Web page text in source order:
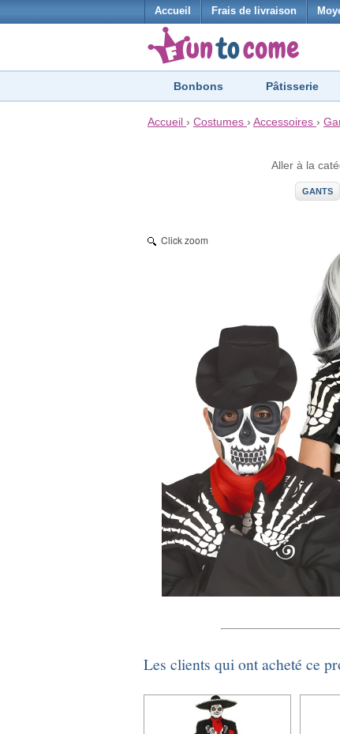
Accueil Frais de livraison
Bonbons Pâtisserie
Accueil › Costumes › Accessoires ›
Aller à la
GANTS
Click zoom
Les clients qui ont acheté ce